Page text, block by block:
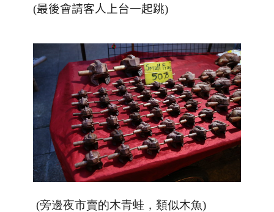
(最後會請客人上台一起跳)
(旁邊夜市賣的木青蛙，類似木魚)